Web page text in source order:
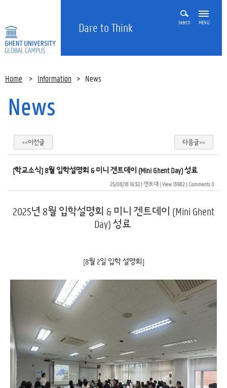
Dare to Think Search MENU
Home > Information > News
News
<<이전글 다음글>>
[학교소식] 8월 입학설명회 & 미니 겐트데이 (Mini Ghent Day) 성료
25/08/18 16:32| 겐트대| View 13982| Comments 0
2025년 8월 입학설명회 & 미니 겐트데이 (Mini Ghent
Day) 성료
[8월 2일 입학 설명회]